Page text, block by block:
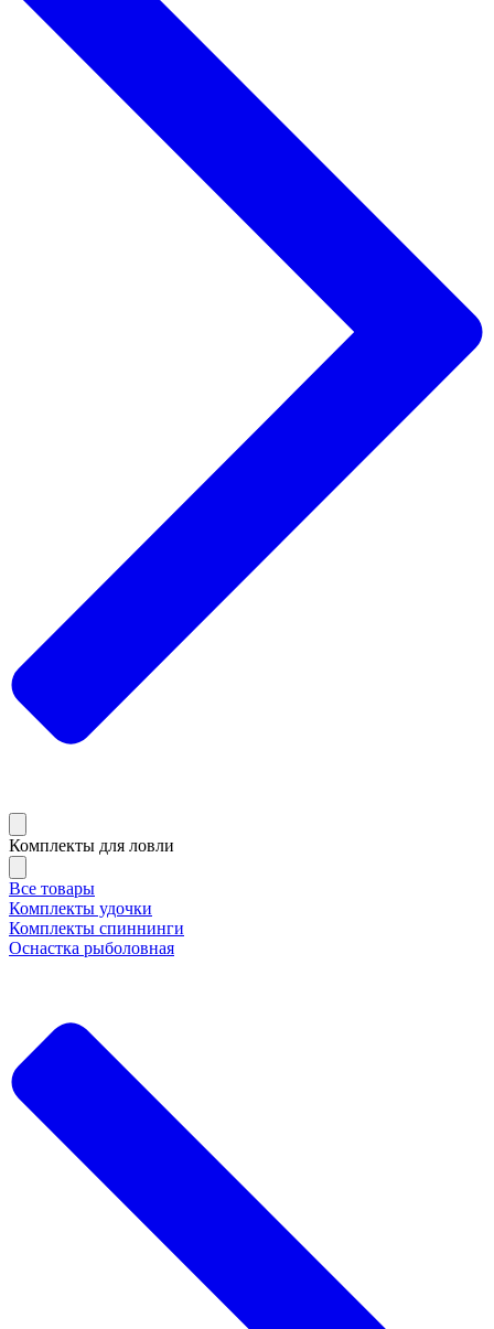
Комплекты для ловли
Все товары
Комплекты удочки
Комплекты спиннинги
Оснастка рыболовная